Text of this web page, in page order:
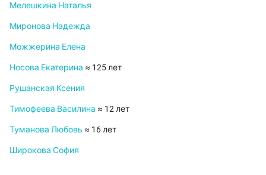
Мелешкина Наталья
Миронова Надежда
Можжерина Елена
Носова Екатерина ≈ 125 лет
Рушанская Ксения
Тимофеева Василина ≈ 12 лет
Туманова Любовь ≈ 16 лет
Широкова София